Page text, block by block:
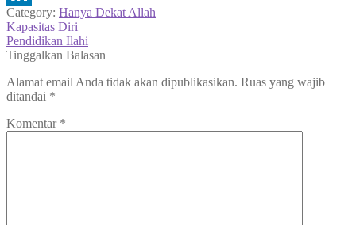
LinkedIn
Category: Hanya Dekat Allah
Navigasi
pos
Previous
post:
Kapasitas Diri
Next
post:
Pendidikan Ilahi
Tinggalkan Balasan
Alamat email Anda tidak akan dipublikasikan. Ruas yang wajib
ditandai *
Komentar *